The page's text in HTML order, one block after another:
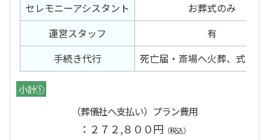
セレモニーアシスタント
お葬式のみ
運営スタッフ
有
手続き代行
死亡届・斎場へ火葬、式場申
小計①
（葬儀社へ支払い）プラン費用
：２７２,８００円 （税込）